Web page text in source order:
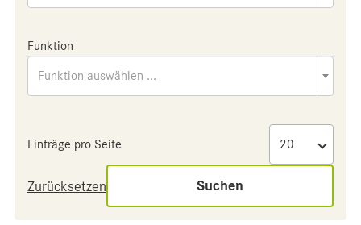
Funktion
Funktion auswählen ...
Einträge pro Seite
Zurücksetzen Suchen